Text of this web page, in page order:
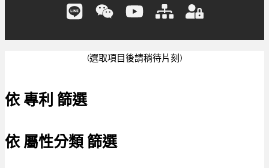
(選取項目後請稍待片刻)
依 專利 篩選
依 屬性分類 篩選